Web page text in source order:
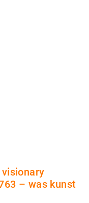
– was kunst